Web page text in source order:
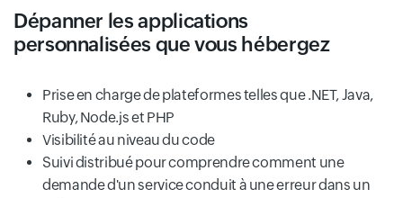
Dépanner les applications
personnalisées que vous hébergez
Prise en charge de plateformes telles que .NET, Java,
Ruby, Node.js et PHP
Visibilité au niveau du code
Suivi distribué pour comprendre comment une
demande d'un service conduit à une erreur dans un